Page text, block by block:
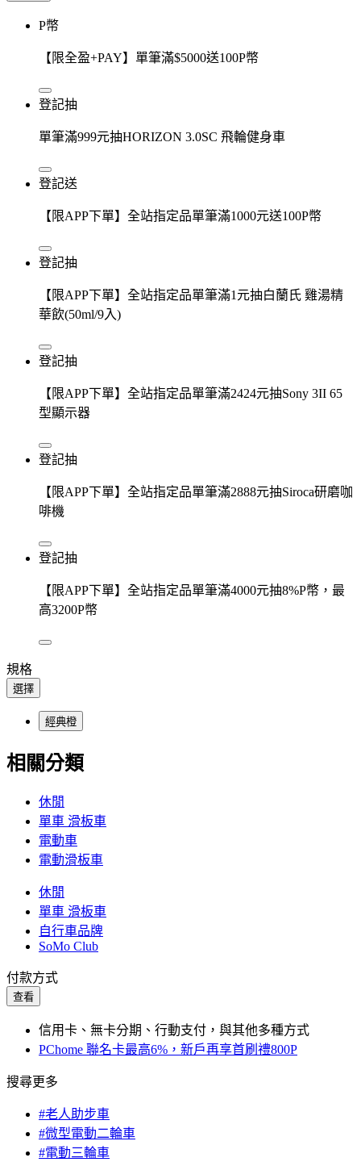
P幣
【限全盈+PAY】單筆滿$5000送100P幣
登記抽
單筆滿999元抽HORIZON 3.0SC 飛輪健身車
登記送
【限APP下單】全站指定品單筆滿1000元送100P幣
登記抽
【限APP下單】全站指定品單筆滿1元抽白蘭氏 雞湯精
華飲(50ml/9入)
登記抽
【限APP下單】全站指定品單筆滿2424元抽Sony 3II 65
型顯示器
登記抽
【限APP下單】全站指定品單筆滿2888元抽Siroca研磨咖
啡機
登記抽
【限APP下單】全站指定品單筆滿4000元抽8%P幣，最
高3200P幣
規格
選擇
經典橙
相關分類
休閒
單車 滑板車
電動車
電動滑板車
休閒
單車 滑板車
自行車品牌
SoMo Club
付款方式
查看
信用卡、無卡分期、行動支付，與其他多種方式
PChome 聯名卡最高6%，新戶再享首刷禮800P
搜尋更多
#老人助步車
#微型電動二輪車
#電動三輪車